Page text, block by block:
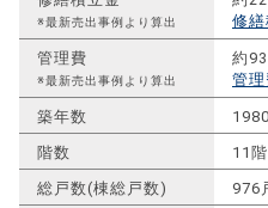
※最新売出事例より算出
修
管理費
※最新売出事例より算出
約
管
築年数
階数
11階
総戸数(棟総戸数)
976